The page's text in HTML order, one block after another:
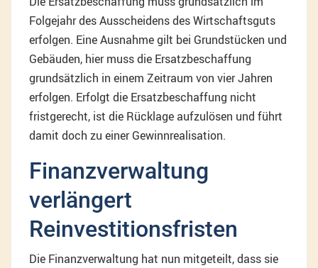
Folgejahr des Ausscheidens des Wirtschaftsguts
erfolgen. Eine Ausnahme gilt bei Grundstücken und
Gebäuden, hier muss die Ersatzbeschaffung
grundsätzlich in einem Zeitraum von vier Jahren
erfolgen. Erfolgt die Ersatzbeschaffung nicht
fristgerecht, ist die Rücklage aufzulösen und führt
damit doch zu einer Gewinnrealisation.
Finanzverwaltung
verlängert
Reinvestitionsfristen
Die Finanzverwaltung hat nun mitgeteilt, dass sie